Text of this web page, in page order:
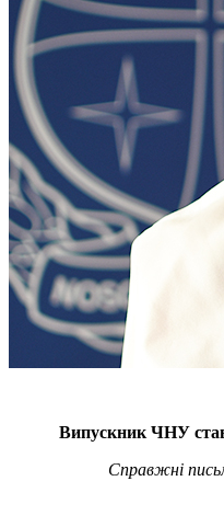
Випускник ЧНУ
Справжні